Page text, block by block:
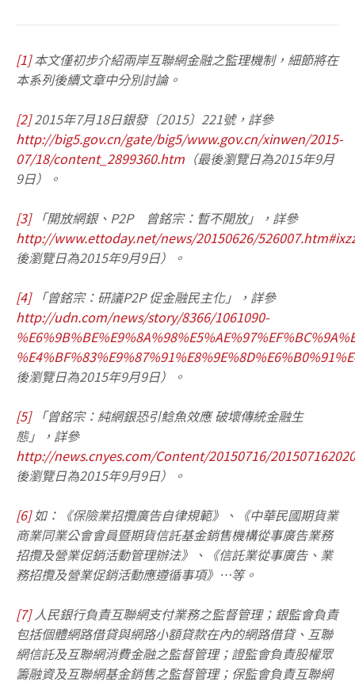
[1]本文僅初步介紹兩岸互聯網金融之監理機制，細節將在
本系列後續文章中分別討論。
[2]2015年7月18日銀發〔2015〕221號，詳參
http://big5.gov.cn/gate/big5/www.gov.cn/xinwen/2015-
07/18/content_2899360.htm （最後瀏覽日為2015年9月
9日）。
[3]「開放網銀、P2P 曾銘宗：暫不開放」，詳參
http://www.ettoday.net/news/20150626/
後瀏覽日為2015年9月9日）。
[4]「曾銘宗：研議P2P 促金融民主化」，詳參
http://udn.com/news/story/8366/1061090-
後瀏覽日為2015年9月9日）。
[5]「曾銘宗：純網銀恐引鯰魚效應 破壞傳統金融生
態」，詳參
http://news.cnyes.com/Content/20150716/
後瀏覽日為2015年9月9日）。
[6]如：《保險業招攬廣告自律規範》、《中華民國期貨業
商業同業公會會員暨期貨信託基金銷售機構從事廣告業務
招攬及營業促銷活動管理辦法》、《信託業從事廣告、業
務招攬及營業促銷活動應遵循事項》…等。
[7]人民銀行負責互聯網支付業務之監督管理；銀監會負責
包括個體網路借貸與網路小額貸款在內的網路借貸、互聯
網信託及互聯網消費金融之監督管理；證監會負責股權眾
籌融資及互聯網基金銷售之監督管理；保監會負責互聯網